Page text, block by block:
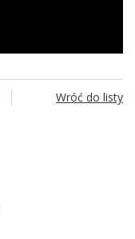
Wróć do listy